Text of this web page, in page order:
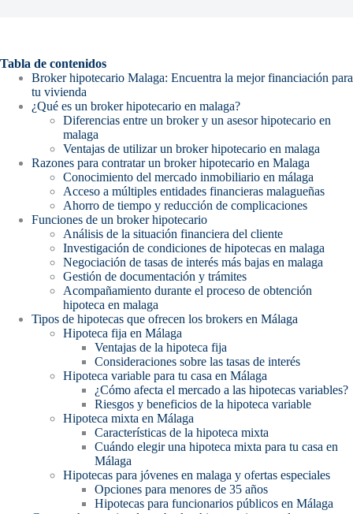
Tabla de contenidos
Broker hipotecario Malaga: Encuentra la mejor financiación para
tu vivienda
¿Qué es un broker hipotecario en malaga?
Diferencias entre un broker y un asesor hipotecario en
malaga
Ventajas de utilizar un broker hipotecario en malaga
Razones para contratar un broker hipotecario en Malaga
Conocimiento del mercado inmobiliario en málaga
Acceso a múltiples entidades financieras malagueñas
Ahorro de tiempo y reducción de complicaciones
Funciones de un broker hipotecario
Análisis de la situación financiera del cliente
Investigación de condiciones de hipotecas en malaga
Negociación de tasas de interés más bajas en malaga
Gestión de documentación y trámites
Acompañamiento durante el proceso de obtención
hipoteca en malaga
Tipos de hipotecas que ofrecen los brokers en Málaga
Hipoteca fija en Málaga
Ventajas de la hipoteca fija
Consideraciones sobre las tasas de interés
Hipoteca variable para tu casa en Málaga
¿Cómo afecta el mercado a las hipotecas variables?
Riesgos y beneficios de la hipoteca variable
Hipoteca mixta en Málaga
Características de la hipoteca mixta
Cuándo elegir una hipoteca mixta para tu casa en
Málaga
Hipotecas para jóvenes en malaga y ofertas especiales
Opciones para menores de 35 años
Hipotecas para funcionarios públicos en Málaga